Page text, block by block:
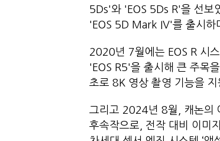
5Ds'와 'EOS 5Ds R'을 선보
'EOS 5D Mark IV'를 출시하
2020년 7월에는 EOS R 시
'EOS R5'을 출시해 큰 주목
초로 8K 영상 촬영 기능을
그리고 2024년 8월, 캐논의
후속작으로, 전작 대비 이미